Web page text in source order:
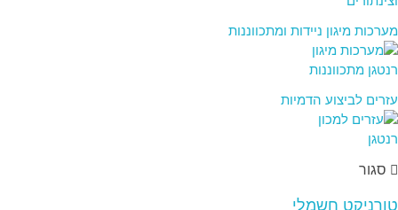
מערכות מיגון ניידות ומתכווננות
עזרים לביצוע הדמיות
סגור
טורניקט חשמלי